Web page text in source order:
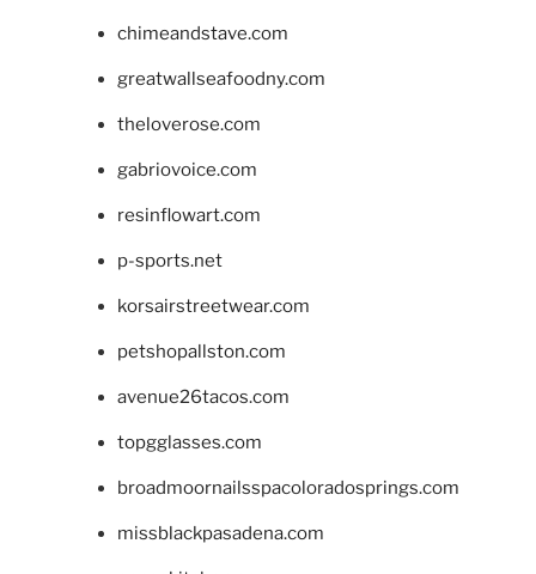
chimeandstave.com
greatwallseafoodny.com
theloverose.com
gabriovoice.com
resinflowart.com
p-sports.net
korsairstreetwear.com
petshopallston.com
avenue26tacos.com
topgglasses.com
broadmoornailsspacoloradosprings.com
missblackpasadena.com